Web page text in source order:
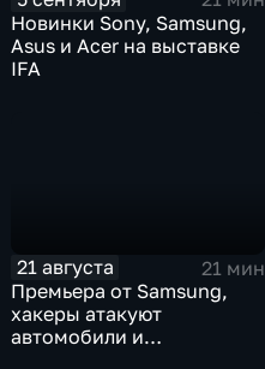
Новинки Sony, Samsung,
Asus и Acer на выставке
IFA
21 августа
21 мин
Премьера от Samsung,
хакеры атакуют
автомобили и